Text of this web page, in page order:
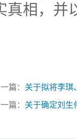
真相，并
一篇： 关于拟将李琪
篇： 关于确定刘生